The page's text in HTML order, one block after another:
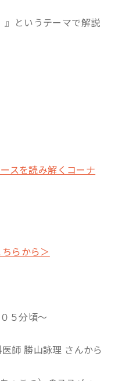
』というテーマで解説
スを読み解くコーナ
らから＞
５分頃～
師 勝山詠理 さんから